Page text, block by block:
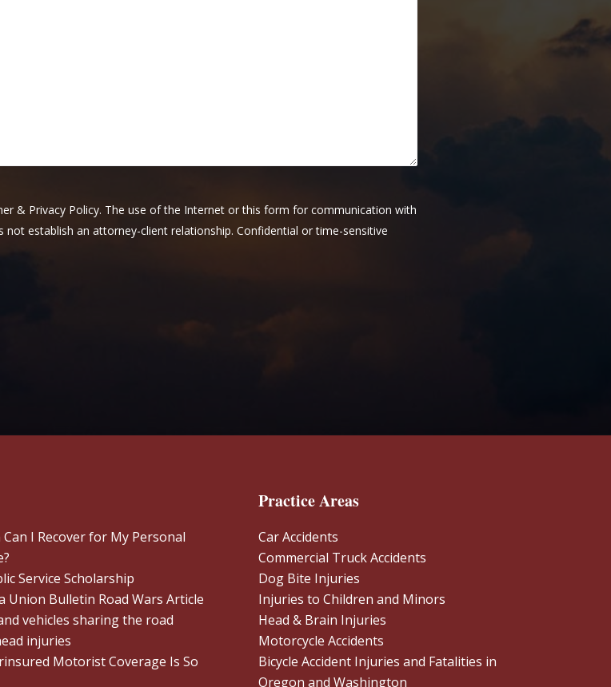
& Privacy Policy. The use of the Internet or this form for communication with
establish an attorney-client relationship. Confidential or time-sensitive
I Recover for My Personal
Service Scholarship
Union Bulletin Road Wars Article
vehicles sharing the road
injuries
Motorist Coverage Is So
Practice Areas
Car Accidents
Commercial Truck Accidents
Dog Bite Injuries
Injuries to Children and Minors
Head & Brain Injuries
Motorcycle Accidents
Bicycle Accident Injuries and Fatalities in
Oregon and Washington